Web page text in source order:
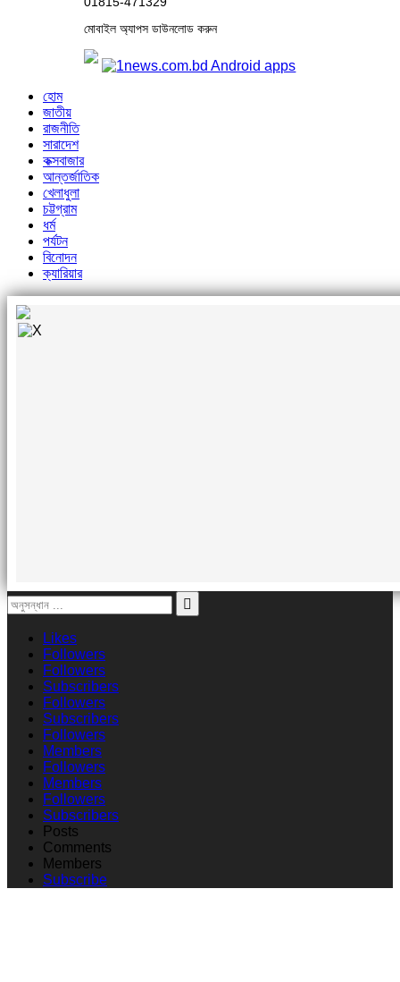
মোবাইল অ্যাপস ডাউনলোড করুন
হোম
জাতীয়
রাজনীতি
সারাদেশ
কক্সবাজার
আন্তর্জাতিক
খেলাধুলা
চট্টগ্রাম
ধর্ম
পর্যটন
বিনোদন
ক্যারিয়ার
Likes
Followers
Followers
Subscribers
Followers
Subscribers
Followers
Members
Followers
Members
Followers
Subscribers
Posts
Comments
Members
Subscribe